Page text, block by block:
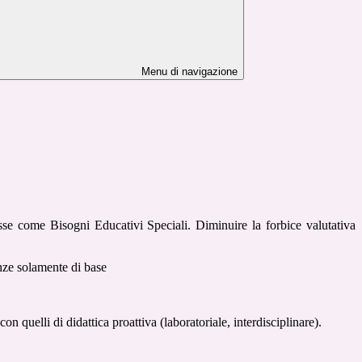
Menu di navigazione
come Bisogni Educativi Speciali. Diminuire la forbice valutativa
solamente di base
quelli di didattica proattiva (laboratoriale, interdisciplinare).